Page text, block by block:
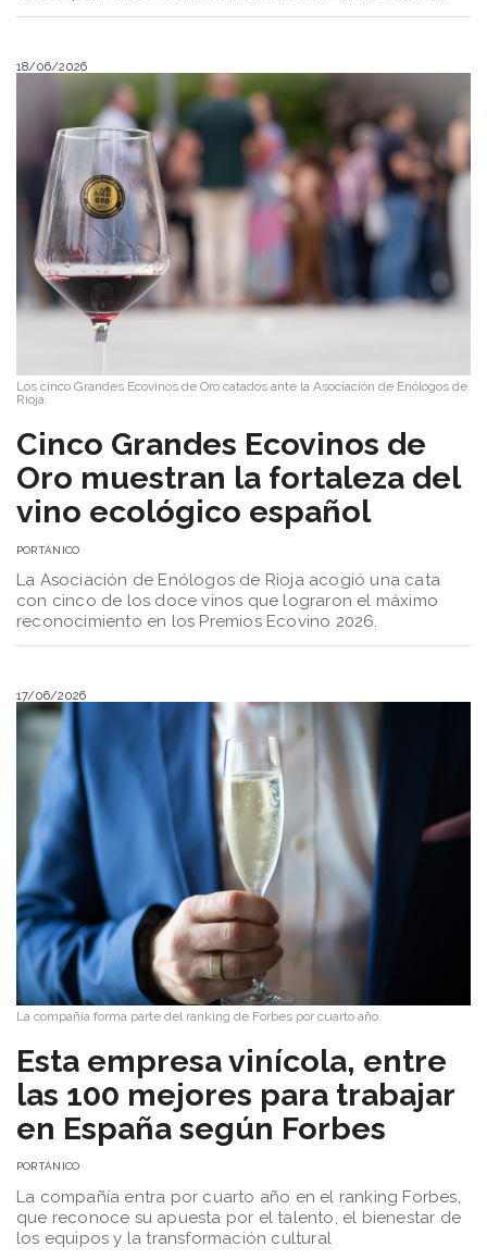
18/06/2026
Los cinco Grandes Ecovinos de Oro catados ante la Asociación de Enólogos de
Rioja.
Cinco Grandes Ecovinos de
Oro muestran la fortaleza del
vino ecológico español
PORTÁNICO
La Asociación de Enólogos de Rioja acogió una cata
con cinco de los doce vinos que lograron el máximo
reconocimiento en los Premios Ecovino 2026.
17/06/2026
La compañía forma parte del ranking de Forbes por cuarto año.
Esta empresa vinícola, entre
las 100 mejores para trabajar
en España según Forbes
PORTÁNICO
La compañía entra por cuarto año en el ranking Forbes,
que reconoce su apuesta por el talento, el bienestar de
los equipos y la transformación cultural